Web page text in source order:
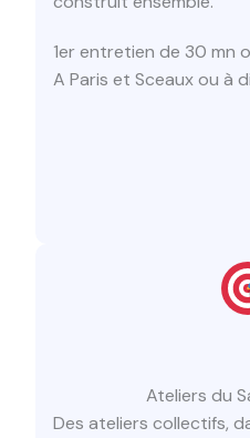
1er entretien de 30 mn
A Paris et Sceaux ou à
Ateliers du
Des ateliers collectifs,